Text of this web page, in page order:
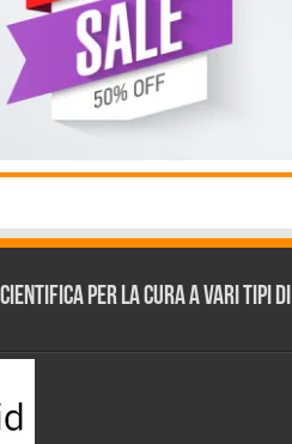
per la cura a vari tipi di